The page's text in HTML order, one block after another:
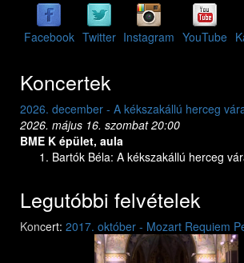
Facebook Twitter Instagram YouTube
Koncertek
2026. december - A kékszakállú herceg
2026. május 16. szombat 20:00
BME K épület, aula
Bartók Béla: A kékszakállú herceg
Legutóbbi felvételek
Koncert: 2017. október - Mozart Requiem
Previous